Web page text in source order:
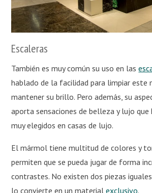
Escaleras
También es muy común su uso en las
hablado de la facilidad para limpiar este
mantener su brillo. Pero además, su
aporta sensaciones de belleza y lujo que
muy elegidos en casas de lujo.
El mármol tiene multitud de colores y
permiten que se pueda jugar de forma
contrastes. No existen dos piezas
lo convierte en un materialexclusivo.